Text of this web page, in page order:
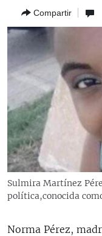
la
búsqueda
OPINIÓN GRÁFICA
AUDIOVISUALES MARTÍ
RADIO MARTÍ
ESPECIALES
ESPECIALES
LA REALIDAD DE LA
KENTU-CUBANO
MULTIMEDIA
EDITORIALES
SÍGUENOS
Compartir
Sulmira Martínez
política,conocida
Norma Pérez,